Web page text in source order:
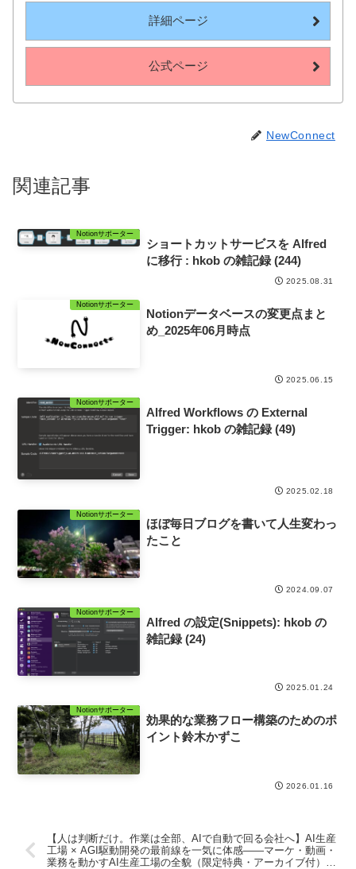
詳細ページ
公式ページ
NewConnect
関連記事
Notionサポーター
ショートカットサービスを Alfred
に移行 : hkob の雑記録 (244)
2025.08.31
Notionサポーター
Notionデータベースの変更点まと
め_2025年06月時点
2025.06.15
Notionサポーター
Alfred Workflows の External
Trigger: hkob の雑記録 (49)
2025.02.18
Notionサポーター
ほぼ毎日ブログを書いて人生変わっ
たこと
2024.09.07
Notionサポーター
Alfred の設定(Snippets): hkob の
雑記録 (24)
2025.01.24
Notionサポーター
効果的な業務フロー構築のためのポ
イント鈴木かずこ
2026.01.16
【人は判断だけ。作業は全部、AIで自動で回る会社へ】AI生産
工場 × AGI駆動開発の最前線を一気に体感——マーケ・動画・
業務を動かすAI生産工場の全貌（限定特典・アーカイブ付）